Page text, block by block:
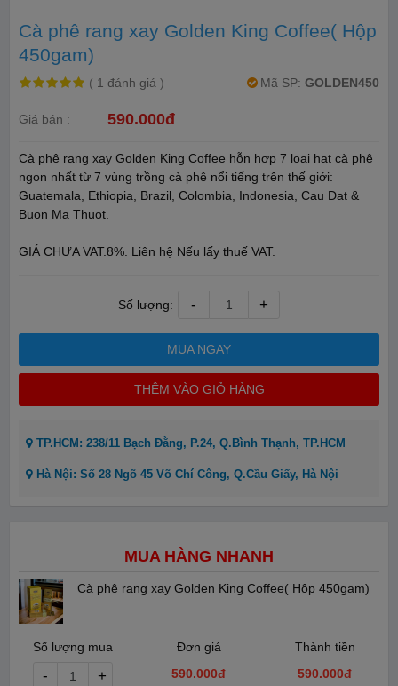
Cà phê rang xay Golden King Coffee( Hộp
450gam)
( 1 đánh giá ) Mã SP: GOLDEN450
Giá bán : 590.000đ
Cà phê rang xay Golden King Coffee hỗn hợp 7 loại hạt cà phê
ngon nhất từ 7 vùng trồng cà phê nổi tiếng trên thế giới:
Guatemala, Ethiopia, Brazil, Colombia, Indonesia, Cau Dat &
Buon Ma Thuot.
GIÁ CHƯA VAT.8%. Liên hệ Nếu lấy thuế VAT.
Số lượng: - +
MUA NGAY
THÊM VÀO GIỎ HÀNG
TP.HCM: 238/11 Bạch Đằng, P.24, Q.Bình Thạnh, TP.HCM
Hà Nội: Số 28 Ngõ 45 Võ Chí Công, Q.Cầu Giấy, Hà Nội
MUA HÀNG NHANH
Cà phê rang xay Golden King Coffee( Hộp 450gam)
Số lượng mua
- +
Đơn giá
590.000đ
Thành tiền
590.000đ